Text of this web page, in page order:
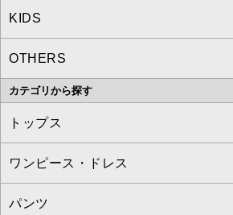
MICHEL KLEIN
MK MICHEL KLEIN
OFUON le MK
a.v.v
MICHEL KLEIN HOMME
MK MICHEL KLEIN HOMME
KIDS
a.v.v
OTHERS
MK MICHEL KLEIN BAG
カテゴリから探す
トップス
すべてのトップス
カットソー・Tシャツ
ワンピース・ドレス
すべてのワンピース・ドレス
パンツ